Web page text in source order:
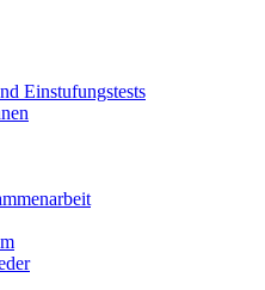
Einstufungstests